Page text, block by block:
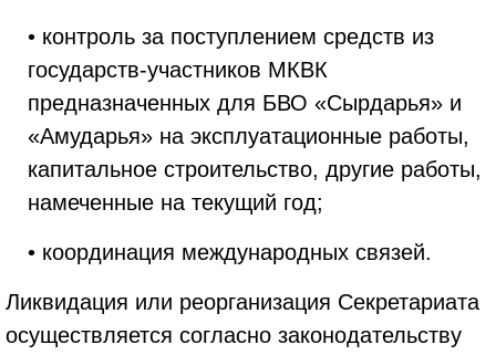
• контроль за поступлением средств из
государств-участников МКВК
предназначенных для БВО «Сырдарья» и
«Амударья» на эксплуатационные работы,
капитальное строительство, другие работы,
намеченные на текущий год;
• координация международных связей.
Ликвидация или реорганизация Секретариата
осуществляется согласно законодательству